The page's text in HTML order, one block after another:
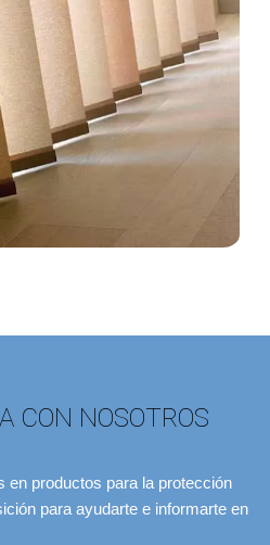
CON NOSOTROS
en productos para la protección
para ayudarte e informarte en